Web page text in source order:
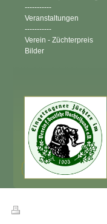
-----------
Veranstaltungen
-----------
Verein - Züchterpreis
Bilder